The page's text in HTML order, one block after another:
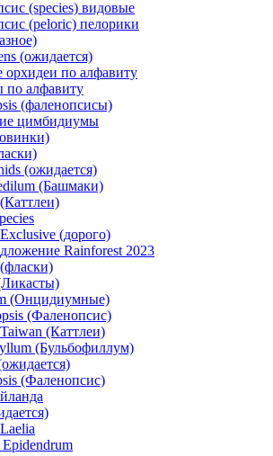
(species) видовые
(peloric) пелорики
(ожидается)
орхидеи по алфавиту
по алфавиту
(фаленопсисы)
цимбидиумы
(ожидается)
(Башмаки)
(дорого)
Rainforest 2023
(Онцидиумные)
(Фаленопсис)
(Каттлеи)
(Бульбофиллум)
(Фаленопсис)